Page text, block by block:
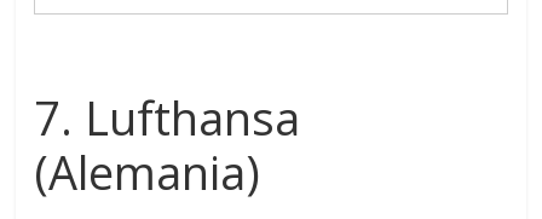
7. Lufthansa
(Alemania)